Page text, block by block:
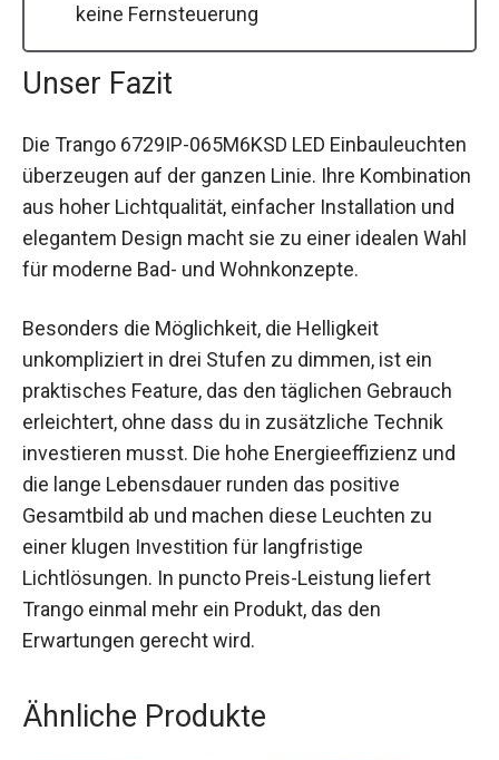
keine Fernsteuerung
Unser Fazit
Die Trango 6729IP-065M6KSD LED Einbauleuchten
überzeugen auf der ganzen Linie. Ihre Kombination
aus hoher Lichtqualität, einfacher Installation und
elegantem Design macht sie zu einer idealen Wahl
für moderne Bad- und Wohnkonzepte.
Besonders die Möglichkeit, die Helligkeit
unkompliziert in drei Stufen zu dimmen, ist ein
praktisches Feature, das den täglichen Gebrauch
erleichtert, ohne dass du in zusätzliche Technik
investieren musst. Die hohe Energieeffizienz und
die lange Lebensdauer runden das positive
Gesamtbild ab und machen diese Leuchten zu
einer klugen Investition für langfristige
Lichtlösungen. In puncto Preis-Leistung liefert
Trango einmal mehr ein Produkt, das den
Erwartungen gerecht wird.
Ähnliche Produkte